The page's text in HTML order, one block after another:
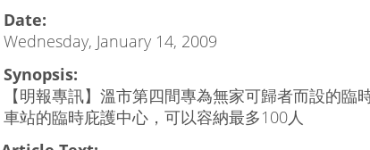
Date:
Wednesday, January 14, 2009
Synopsis:
【明報專訊】溫市第四間專為無家可歸者而設的
車站的臨時庇護中心，可以容納最多100人